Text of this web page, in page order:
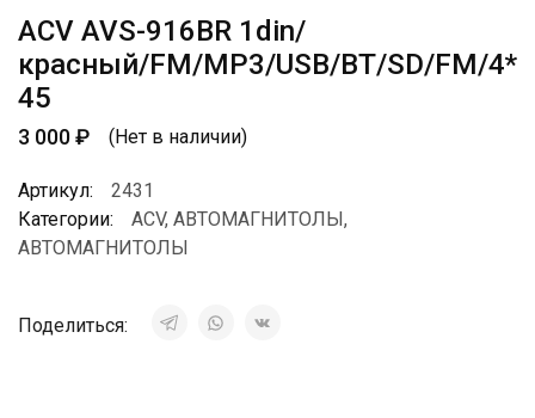
ACV AVS-916BR 1din/
красный/FM/MP3/USB/BT/SD/FM/4*
45
3 000₽ (Нет в наличии)
Артикул:
2431
Категории:
ACV, АВТОМАГНИТОЛЫ,
АВТОМАГНИТОЛЫ
Поделиться: